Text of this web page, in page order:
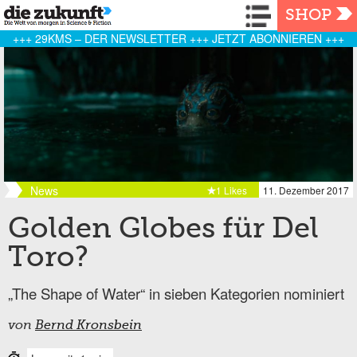
Navigation
SHOP
+++ 29KMS – DER NEWSLETTER +++ JETZT ABONNIEREN +++
News 11. Dezember 2017
1 Likes
Golden Globes für Del
Toro?
„The Shape of Water“ in sieben Kategorien nominiert
von Bernd Kronsbein